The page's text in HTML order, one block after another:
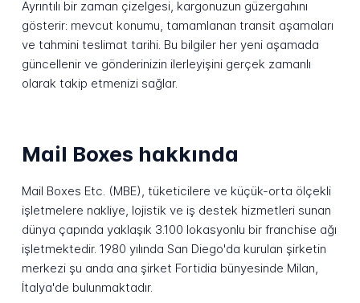
Ayrıntılı bir zaman çizelgesi, kargonuzun güzergahını
gösterir: mevcut konumu, tamamlanan transit aşamaları
ve tahmini teslimat tarihi. Bu bilgiler her yeni aşamada
güncellenir ve gönderinizin ilerleyişini gerçek zamanlı
olarak takip etmenizi sağlar.
Mail Boxes hakkında
Mail Boxes Etc. (MBE), tüketicilere ve küçük-orta ölçekli
işletmelere nakliye, lojistik ve iş destek hizmetleri sunan
dünya çapında yaklaşık 3.100 lokasyonlu bir franchise ağı
işletmektedir. 1980 yılında San Diego'da kurulan şirketin
merkezi şu anda ana şirket Fortidia bünyesinde Milan,
İtalya'de bulunmaktadır.